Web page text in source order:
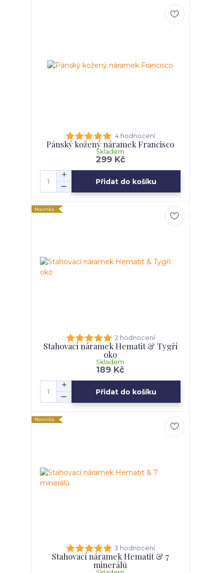
4 hodnocení
Pánský kožený náramek Francisco
299 Kč
Skladem
Přidat do košíku
Novinka
2 hodnocení
Stahovací náramek Hematit & Tygří
oko
189 Kč
Skladem
Přidat do košíku
Novinka
3 hodnocení
Stahovací náramek Hematit & 7
minerálů